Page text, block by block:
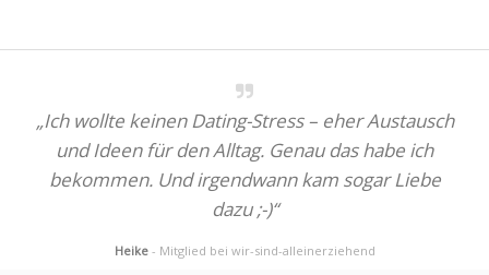
„Ich wollte keinen Dating-Stress – eher Austausch
und Ideen für den Alltag. Genau das habe ich
bekommen. Und irgendwann kam sogar Liebe
dazu ;-)“
Heike - Mitglied bei wir-sind-alleinerziehend